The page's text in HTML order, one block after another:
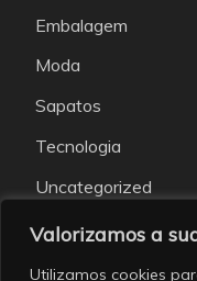
Valorizamos a
Utilizamos cookies
Embalagem
Moda
Sapatos
Tecnologia
Uncategorized